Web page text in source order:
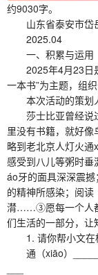
约9030字。
山东省泰安市岱
2025.04
一、积累与运用
2025年4月23日是
一本书”为主题，组
本次活动的策划人
莎士比亚曾经说
里没有书籍，就好
略到老北京人灯火
感受到八儿等粥时
áo牙的面具深深震
的精神所感染；阅
潸……③愿每一个人
们生活的一部分，让
1. 请你帮小文在
通（xiāo）